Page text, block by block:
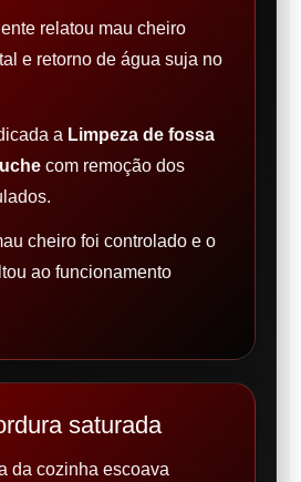
relatou mau cheiro
e retorno de água suja no
a Limpeza de fossa
com remoção dos
cheiro foi controlado e o
ao funcionamento
saturada
da cozinha escoava